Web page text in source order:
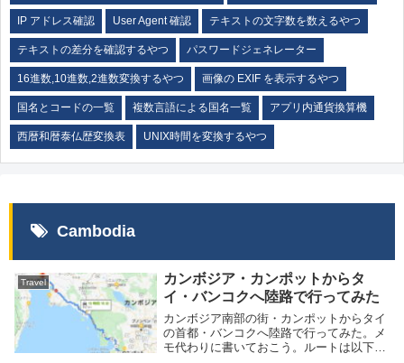
IP アドレス確認 User Agent 確認 テキストの文字数を数えるやつ
テキストの差分を確認するやつ パスワードジェネレーター
16進数,10進数,2進数変換するやつ 画像の EXIF を表示するやつ
国名とコードの一覧 複数言語による国名一覧 アプリ内通貨換算機
西暦和暦泰仏歴変換表 UNIX時間を変換するやつ
Cambodia
Travel
カンボジア・カンポットからタ
イ・バンコクへ陸路で行ってみた
カンボジア南部の街・カンポットからタイ
の首都・バンコクへ陸路で行ってみた。メ
モ代わりに書いておこう。ルートは以下の